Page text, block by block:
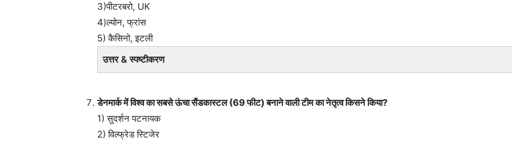
3)पीटरबरो, UK
4)ल्योन, फ्रांस
5) कैसिनो, इटली
उत्तर & स्पष्टीकरण
डेनमार्क में विश्व का सबसे ऊंचा सैंडकास्टल (69 फीट) बनाने वाली टीम का नेतृत्व किसने किया?
1) सुदर्शन पटनायक
2) विल्फ्रेड स्टिजेर